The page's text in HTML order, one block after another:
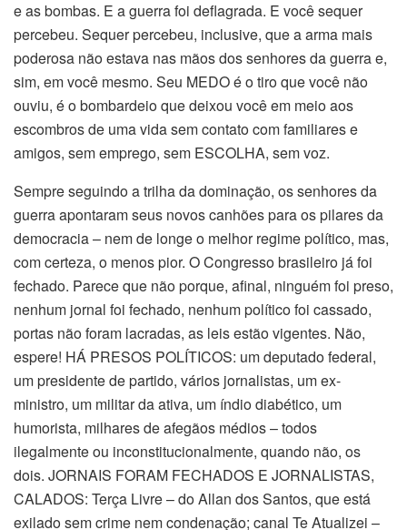
e as bombas. E a guerra foi deflagrada. E você sequer
percebeu. Sequer percebeu, inclusive, que a arma mais
poderosa não estava nas mãos dos senhores da guerra e,
sim, em você mesmo. Seu MEDO é o tiro que você não
ouviu, é o bombardeio que deixou você em meio aos
escombros de uma vida sem contato com familiares e
amigos, sem emprego, sem ESCOLHA, sem voz.
Sempre seguindo a trilha da dominação, os senhores da
guerra apontaram seus novos canhões para os pilares da
democracia – nem de longe o melhor regime político, mas,
com certeza, o menos pior. O Congresso brasileiro já foi
fechado. Parece que não porque, afinal, ninguém foi preso,
nenhum jornal foi fechado, nenhum político foi cassado,
portas não foram lacradas, as leis estão vigentes. Não,
espere! HÁ PRESOS POLÍTICOS: um deputado federal,
um presidente de partido, vários jornalistas, um ex-
ministro, um militar da ativa, um índio diabético, um
humorista, milhares de afegãos médios – todos
ilegalmente ou inconstitucionalmente, quando não, os
dois. JORNAIS FORAM FECHADOS E JORNALISTAS,
CALADOS: Terça Livre – do Allan dos Santos, que está
exilado sem crime nem condenação; canal Te Atualizei –